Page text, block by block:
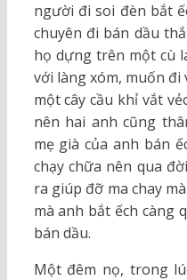
người đi soi đèn bắt
chuyên đi bán dầu
họ dựng trên một cù
với làng xóm, muốn
một cây cầu khỉ vắt
nên hai anh cũng
mẹ già của anh bán
chạy chữa nên qua
ra giúp đỡ ma chay
mà anh bắt ếch càng
bán dầu.
Một đêm nọ, trong